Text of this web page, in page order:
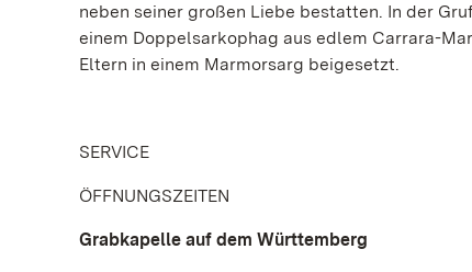
neben seiner großen Liebe bestatten. In der
einem Doppelsarkophag aus edlem Carrara-
Eltern in einem Marmorsarg beigesetzt.
SERVICE
ÖFFNUNGSZEITEN
Grabkapelle auf dem Württemberg